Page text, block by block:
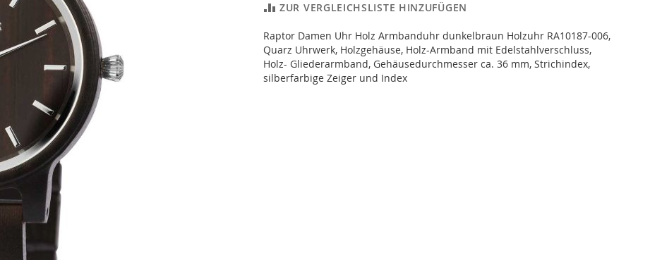
ZUR VERGLEICHSLISTE HINZUFÜGEN
Raptor Damen Uhr Holz Armbanduhr dunkelbraun Holzuhr RA10187-006,
Quarz Uhrwerk, Holzgehäuse, Holz-Armband mit Edelstahlverschluss,
Holz- Gliederarmband, Gehäusedurchmesser ca. 36 mm, Strichindex,
silberfarbige Zeiger und Index